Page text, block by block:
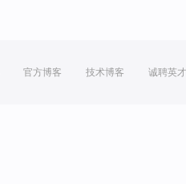
官方博客 技术博客 诚聘英才